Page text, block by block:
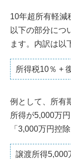
10年超所有軽減
以下の部分につ
ます。内訳は以
所得税10％ +
例として、所有
所得が5,000万
「3,000万円控
譲渡所得5,000